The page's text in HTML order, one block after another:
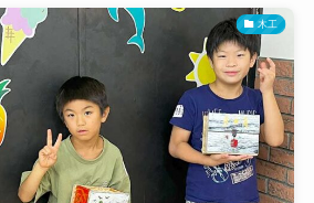
木工